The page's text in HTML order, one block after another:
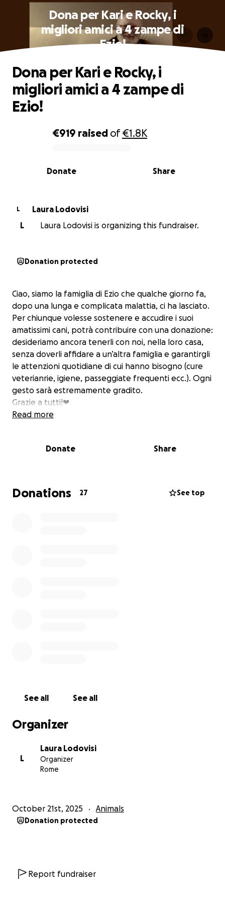
Dona per Kari e Rocky, i
migliori amici a 4 zampe di
Ezio!
0% complete
€919 raised of€1.8K
Share
Donate
Dona per Kari e Rocky, i
migliori amici a 4 zampe di
Ezio!
L
Laura Lodovisi
L
Laura Lodovisi is organizing this fundraiser.
Donation protected
Ciao, siamo la famiglia di Ezio che qualche giorno fa,
dopo una lunga e complicata malattia, ci ha lasciato.
Per chiunque volesse sostenere e accudire i suoi
amatissimi cani, potrà contribuire con una donazione:
desideriamo ancora tenerli con noi, nella loro casa,
senza doverli affidare a un’altra famiglia e garantirgli
le attenzioni quotidiane di cui hanno bisogno (cure
veterianrie, igiene, passeggiate frequenti ecc.). Ogni
gesto sarà estremamente gradito.
Grazie a tutti!❤
Read more
Donate Share
Donations 27 See top
See all See all
Organizer
L
Laura Lodovisi
Organizer
Rome
October 21st, 2025 Animals
Donation protected
Report fundraiser